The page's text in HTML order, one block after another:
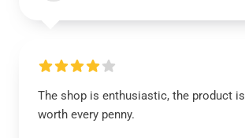
The shop is enthusiastic, the product
worth every penny.